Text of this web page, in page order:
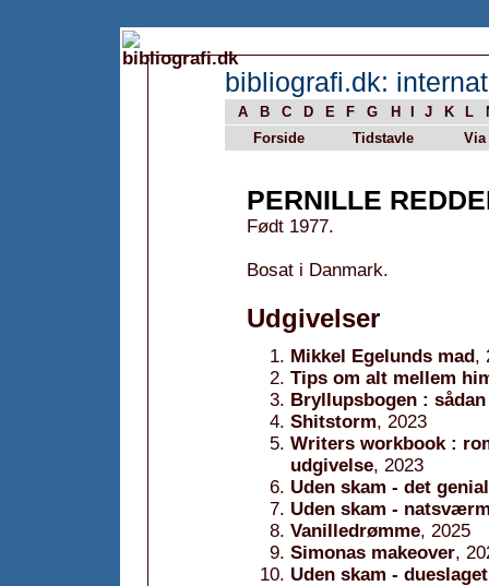
bibliografi.dk:
A B C D E F G H J K L
Forside
Tidstavle Via
PERNILLE
Født 1977.
Bosat i Danmark.
Udgivelser
Mikkel Egelunds mad,
Tips om alt mellem
Bryllupsbogen :
Shitstorm, 2023
Writers workbook :
udgivelse, 2023
Uden skam - det
Uden skam -
Vanilledrømme, 2025
Simonas makeover,
Uden skam - dueslaget